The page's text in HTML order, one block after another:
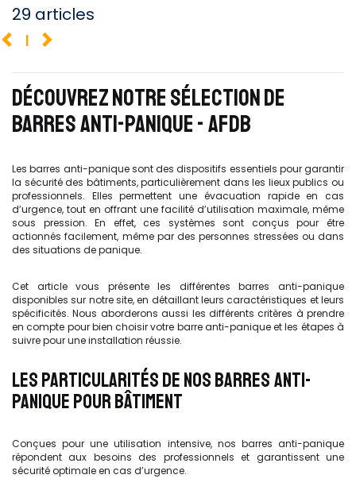
29 articles
1
DÉCOUVREZ NOTRE SÉLECTION DE
BARRES ANTI-PANIQUE - AFDB
Les barres anti-panique sont des dispositifs essentiels pour garantir
la sécurité des bâtiments, particulièrement dans les lieux publics ou
professionnels. Elles permettent une évacuation rapide en cas
d’urgence, tout en offrant une facilité d’utilisation maximale, même
sous pression. En effet, ces systèmes sont conçus pour être
actionnés facilement, même par des personnes stressées ou dans
des situations de panique.
Cet article vous présente les différentes barres anti-panique
disponibles sur notre site, en détaillant leurs caractéristiques et leurs
spécificités. Nous aborderons aussi les différents critères à prendre
en compte pour bien choisir votre barre anti-panique et les étapes à
suivre pour une installation réussie.
LES PARTICULARITÉS DE NOS BARRES ANTI-
PANIQUE POUR BÂTIMENT
Conçues pour une utilisation intensive, nos barres anti-panique
répondent aux besoins des professionnels et garantissent une
sécurité optimale en cas d’urgence.